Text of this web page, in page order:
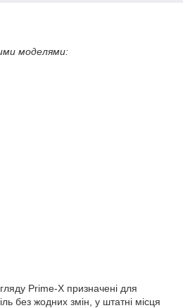
моделями:
Prime-X призначені для
без жодних змін, у штатні місця